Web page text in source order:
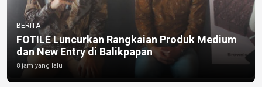
BERITA
FOTILE Luncurkan Rangkaian Produk Medium
dan New Entry di Balikpapan
8 jam yang lalu